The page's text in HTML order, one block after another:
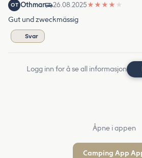
OT Othmar 26.08.2025★ ★ ★ ★ ★
Gut und zweckmässig
Svar
Logg inn for å se all informasjon
Åpne i appen
Camping App